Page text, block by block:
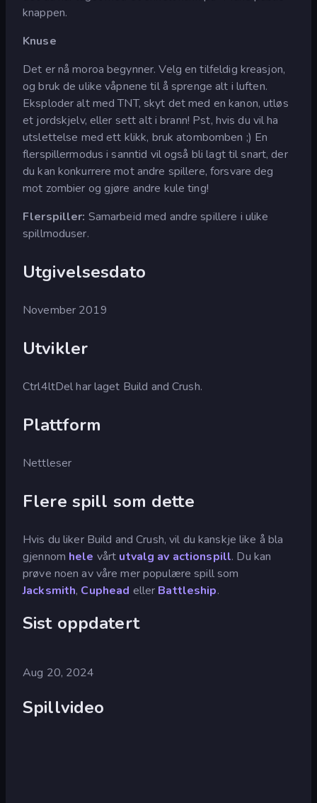
knappen.
Knuse
Det er nå moroa begynner. Velg en tilfeldig kreasjon,
og bruk de ulike våpnene til å sprenge alt i luften.
Eksploder alt med TNT, skyt det med en kanon, utløs
et jordskjelv, eller sett alt i brann! Pst, hvis du vil ha
utslettelse med ett klikk, bruk atombomben ;) En
flerspillermodus i sanntid vil også bli lagt til snart, der
du kan konkurrere mot andre spillere, forsvare deg
mot zombier og gjøre andre kule ting!
Flerspiller: Samarbeid med andre spillere i ulike
spillmoduser.
Utgivelsesdato
November 2019
Utvikler
Ctrl4ltDel har laget Build and Crush.
Plattform
Nettleser
Flere spill som dette
Hvis du liker Build and Crush, vil du kanskje like å bla
gjennom hele vårt utvalg av actionspill. Du kan
prøve noen av våre mer populære spill som
Jacksmith, Cuphead eller Battleship.
Sist oppdatert
Aug 20, 2024
Spillvideo